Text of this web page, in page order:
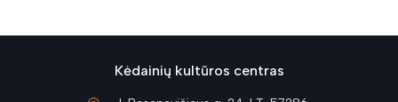
Kėdainių kultūros centras